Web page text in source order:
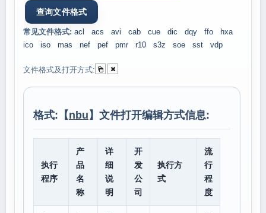
常见文件格式: acl acs avi cab cue dic dqy ffo
hxa
ico
iso mas nef pef pmr r10 s3z soe sst vdp
文件格式及打开方式:
格式:【nbu 】文件打开编辑方式信息:
执行
程序
产
品
名
称
详
细
说
明
开
发
公
司
执行方
式
流
行
程
度